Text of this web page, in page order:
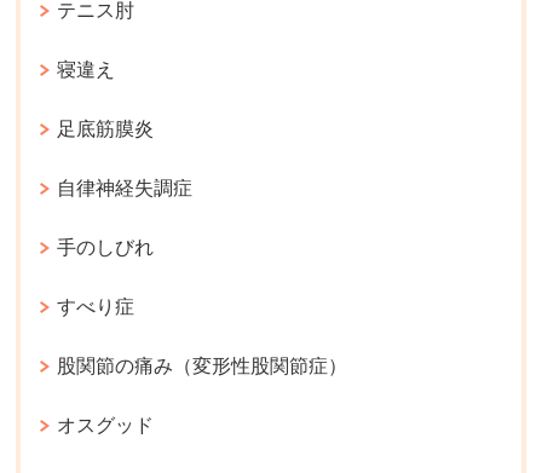
テニス肘
寝違え
足底筋膜炎
自律神経失調症
手のしびれ
すべり症
股関節の痛み（変形性股関節症）
オスグッド